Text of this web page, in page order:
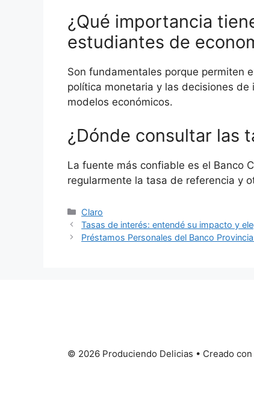
¿Qué importancia
estudiantes de
Son fundamentales porque permiten
política monetaria y las decisiones
modelos económicos.
¿Dónde consultar las
La fuente más confiable es el Banco
regularmente la tasa de referencia y
Categorías
Claro
Tasas de interés: entendé su impacto y
Préstamos Personales del Banco
© 2026 Produciendo Delicias • Creado con